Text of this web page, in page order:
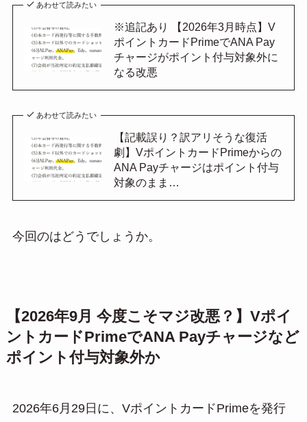
あわせて読みたい
※追記あり 【2026年3月時点】V
ポイントカードPrimeでANA Pay
チャージがポイント付与対象外に
なる改悪
あわせて読みたい
【記載誤り？訳アリそうな復活
劇】VポイントカードPrimeからの
ANA Payチャージはポイント付与
対象のまま…
今回のはどうでしょうか。
【2026年9月 今度こそマジ改悪？】Vポイ
ントカードPrimeでANA Payチャージなど
ポイント付与対象外か
2026年6月29日に、VポイントカードPrimeを発行